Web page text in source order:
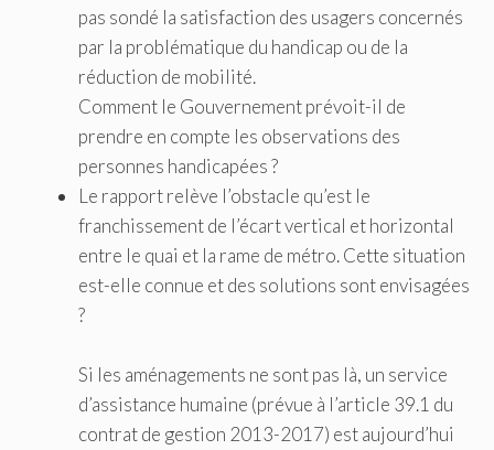
pas sondé la satisfaction des usagers concernés
par la problématique du handicap ou de la
réduction de mobilité.
Comment le Gouvernement prévoit-il de
prendre en compte les observations des
personnes handicapées ?
Le rapport relève l’obstacle qu’est le
franchissement de l’écart vertical et horizontal
entre le quai et la rame de métro. Cette situation
est-elle connue et des solutions sont envisagées
?
Si les aménagements ne sont pas là, un service
d’assistance humaine (prévue à l’article 39.1 du
contrat de gestion 2013-2017) est aujourd’hui